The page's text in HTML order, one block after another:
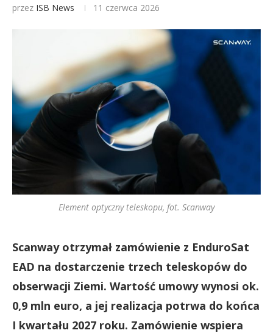
przez ISB News 11 czerwca 2026
Element optyczny teleskopu, fot. Scanway
Scanway otrzymał zamówienie z EnduroSat
EAD na dostarczenie trzech teleskopów do
obserwacji Ziemi. Wartość umowy wynosi ok.
0,9 mln euro, a jej realizacja potrwa do końca
I kwartału 2027 roku. Zamówienie wspiera